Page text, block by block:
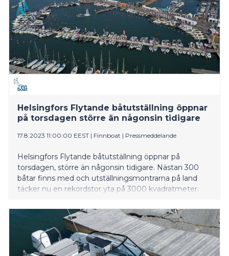
Helsingfors Flytande båtutställning öppnar
på torsdagen större än någonsin tidigare
17.8.2023 11:00:00 EEST | Finnboat | Pressmeddelande
Helsingfors Flytande båtutställning öppnar på
torsdagen, större än någonsin tidigare. Nästan 300
båtar finns med och utställningsmontrarna på land
täcker nu en rekordstor yta på 3000 kvadratmeter.